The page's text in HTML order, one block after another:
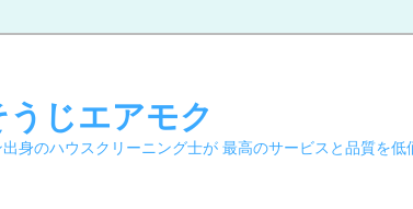
うじエアモク
出身のハウスクリーニング士が 最高のサービスと品質を